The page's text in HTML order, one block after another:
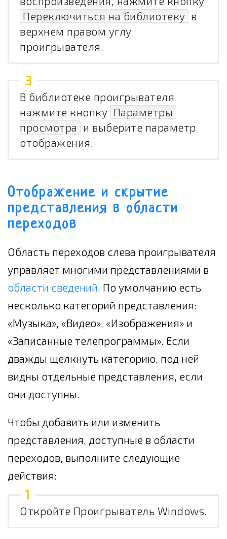
Переключиться на библиотеку в
верхнем правом углу
проигрывателя.
В библиотеке проигрывателя
нажмите кнопку Параметры
просмотра и выберите параметр
отображения.
Отображение и скрытие
представления в области
переходов
Область переходов слева проигрывателя
управляет многими представлениями в
области сведений. По умолчанию есть
несколько категорий представления:
«Музыка», «Видео», «Изображения» и
«Записанные телепрограммы». Если
дважды щелкнуть категорию, под ней
видны отдельные представления, если
они доступны.
Чтобы добавить или изменить
представления, доступные в области
переходов, выполните следующие
действия:
Откройте Проигрыватель Windows.